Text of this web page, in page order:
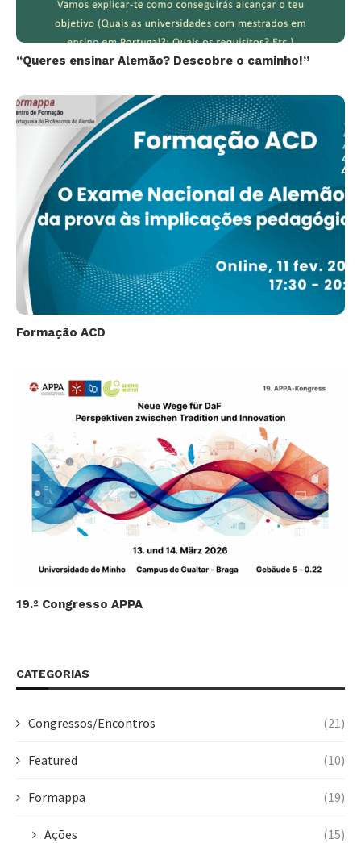
“Queres ensinar Alemão? Descobre o caminho!”
Formação ACD
19.º Congresso APPA
CATEGORIAS
Congressos/Encontros (21)
Featured (10)
Formappa (19)
Ações (15)